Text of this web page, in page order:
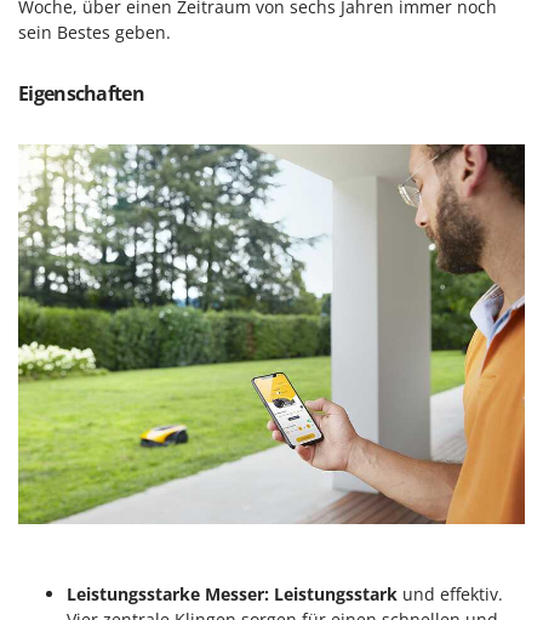
Spiralmac
Spring Protezione
Spyro
Stiga
Stocker
Sunseeker
T
Tecla
TecnoGen
Tellarini Pompe
Telwin
Tenco
Tineco
Titania
Tre Spade
Woche, über einen Zeitraum von sechs Jahren immer noch
sein Bestes geben.
Eigenschaften
Leistungsstarke Messer: Leistungsstark und effektiv.